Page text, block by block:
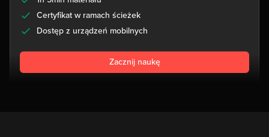
Certyfikat w ramach ścieżek
Dostęp z urządzeń mobilnych
Zacznij naukę